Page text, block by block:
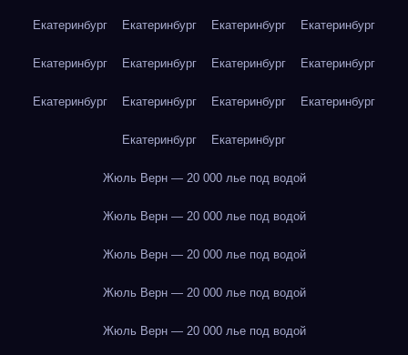
Екатеринбург Екатеринбург Екатеринбург Екатеринбург
Екатеринбург Екатеринбург Екатеринбург Екатеринбург
Екатеринбург Екатеринбург Екатеринбург Екатеринбург
Екатеринбург Екатеринбург
Жюль Верн — 20 000 лье под водой
Жюль Верн — 20 000 лье под водой
Жюль Верн — 20 000 лье под водой
Жюль Верн — 20 000 лье под водой
Жюль Верн — 20 000 лье под водой